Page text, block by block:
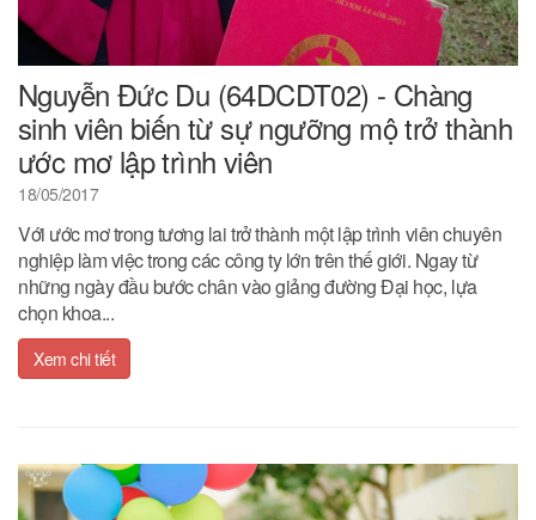
Nguyễn Đức Du (64DCDT02) - Chàng
sinh viên biến từ sự ngưỡng mộ trở thành
ước mơ lập trình viên
18/05/2017
Với ước mơ trong tương lai trở thành một lập trình viên chuyên
nghiệp làm việc trong các công ty lớn trên thế giới. Ngay từ
những ngày đầu bước chân vào giảng đường Đại học, lựa
chọn khoa...
Xem chi tiết